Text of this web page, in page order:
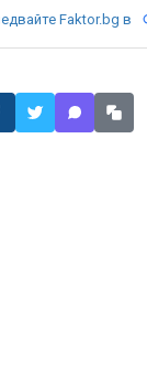
Faktor.bg в